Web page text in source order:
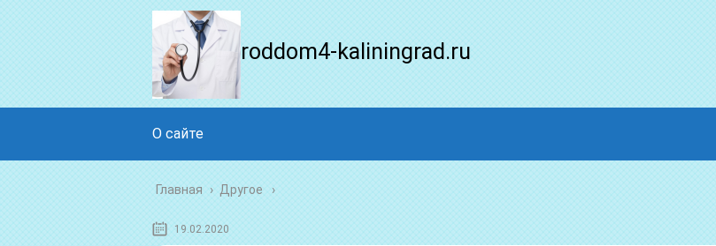
roddom4-kaliningrad.ru
О сайте
Главная › Другое
19.02.2020